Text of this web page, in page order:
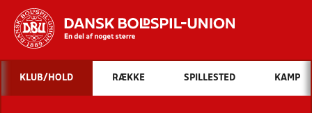
Hvad vil du søge efter?
INDHOLD OG NYHEDER
KLUB/HOLD RÆKKE SPILLESTED KAMP